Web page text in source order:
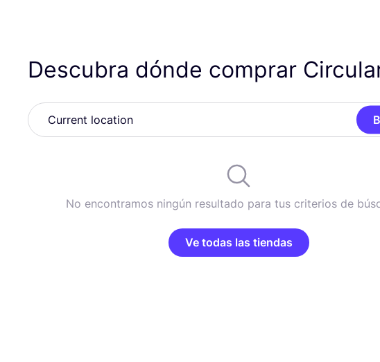
Descubra dónde comprar
No encontramos ningún resultado para tus criterios de
Ve todas las tiendas